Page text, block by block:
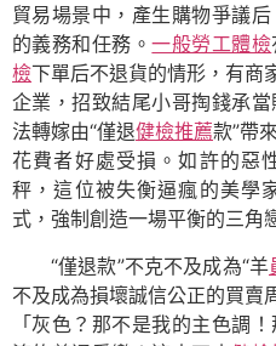
貿易場景中，產生購物爭議
的義務和任務。一般勞工體檢
檢下單后不退貨的情形，有商
企業，招致結尾小哥掏錢承
法轉嫁由“僅退健檢推薦款”帶
花費者好處受損。如許的惡
秤，這位被失衡逼瘋的美學
式，強制創造一場平衡的三角
“僅退款”不克不及成為“羊
不及成為損壞誠信公正的買賣
「灰色？那不是我的主色調